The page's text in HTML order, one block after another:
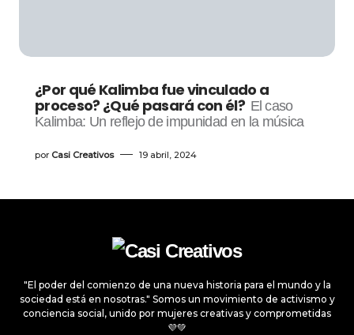
¿Por qué Kalimba fue vinculado a
proceso? ¿Qué pasará con él? El caso
Kalimba: Un reflejo de impunidad en la música
por Casi Creativos 19 abril, 2024
"El poder del comienzo de una nueva historia para el mundo y la
sociedad está en nosotras." Somos un movimiento de activismo y
conciencia social, unido por mujeres creativas y comprometidas
💜💚